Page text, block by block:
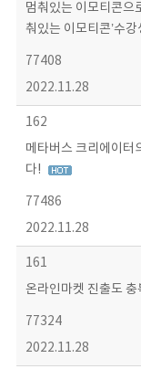
멈춰있는 이모티콘으
춰있는 이모티콘’수강
77408
2022.11.28
162
메타버스 크리에이터
다!
77486
2022.11.28
161
온라인마켓 진출도
77324
2022.11.28